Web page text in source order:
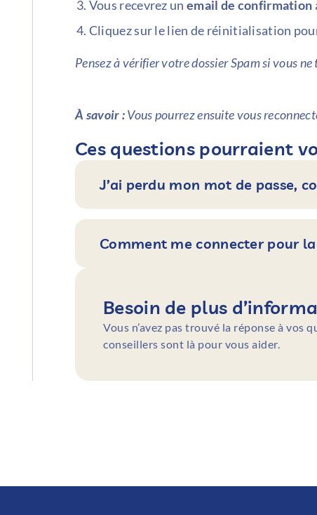
Vous recevrez un email de confirmation
Cliquez sur le lien de réinitialisation
Pensez à vérifier votre dossier Spam si vous ne
À savoir :Vous pourrez ensuite vous
Ces questions pourraient
J’ai perdu mon mot de passe,
Comment me connecter pour
Besoin de plus
Vous n’avez pas trouvé la réponse à vos
conseillers sont là pour vous aider.